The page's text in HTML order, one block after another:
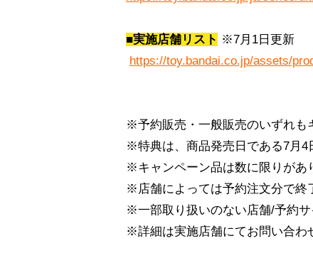
■実施店舗リスト ※7月1日更新
https://toy.bandai.co.jp/assets/
※予約販売・一般販売のいずれも
※特典は、商品発売日である7月4
※キャンペーン品は数に限りがあ
※店舗によっては予約注文分で終
※一部取り扱いのない店舗/予約サ
※詳細は実施店舗にてお問い合わ